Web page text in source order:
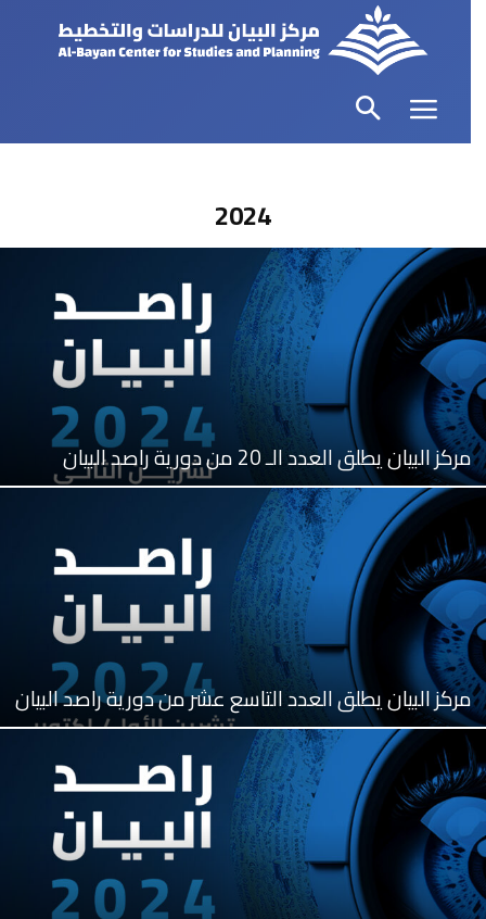
2024
مركز البيان يطلق العدد الـ 20 من دورية راصد البيان
مركز البيان يطلق العدد التاسع عشر من دورية راصد البيان